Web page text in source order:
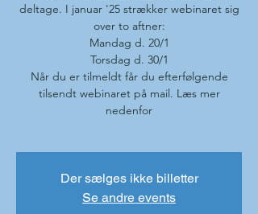
deltage. I januar '25 strækker webinaret sig
over to aftner:
Mandag d. 20/1
Torsdag d. 30/1
Når du er tilmeldt får du efterfølgende
tilsendt webinaret på mail. Læs mer
nedenfor
Der sælges ikke billetter
Se andre events